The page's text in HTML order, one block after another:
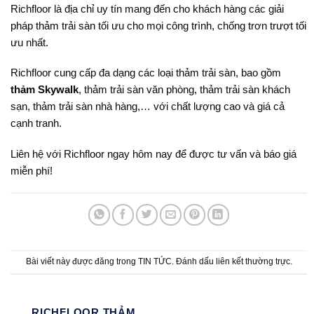
Richfloor là địa chỉ uy tín mang đến cho khách hàng các giải
pháp thảm trải sàn tối ưu cho mọi công trình, chống trơn trượt tối
ưu nhất.
Richfloor cung cấp đa dạng các loại thảm trải sàn, bao gồm
thảm Skywalk, thảm trải sàn văn phòng, thảm trải sàn khách
sạn, thảm trải sàn nhà hàng,… với chất lượng cao và giá cả
cạnh tranh.
Liên hệ với Richfloor ngay hôm nay để được tư vấn và báo giá
miễn phí!
Bài viết này được đăng trong TIN TỨC. Đánh dấu liên kết thường trực.